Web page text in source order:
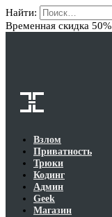
Найти:
Временная скидка 50%
Взлом
Приватность
Трюки
Кодинг
Админ
Geek
Магазин